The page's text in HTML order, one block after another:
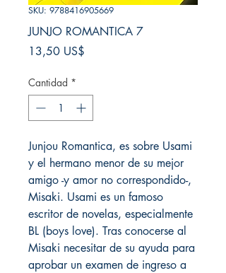
SKU: 9788416905669
JUNJO ROMANTICA 7
13,50 US$
Cantidad *
Junjou Romantica, es sobre Usami
y el hermano menor de su mejor
amigo -y amor no correspondido-,
Misaki. Usami es un famoso
escritor de novelas, especialmente
BL (boys love). Tras conocerse al
Misaki necesitar de su ayuda para
aprobar un examen de ingreso a